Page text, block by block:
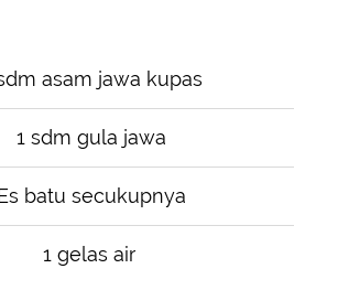
asam jawa kupas
1 sdm gula jawa
batu secukupnya
1 gelas air